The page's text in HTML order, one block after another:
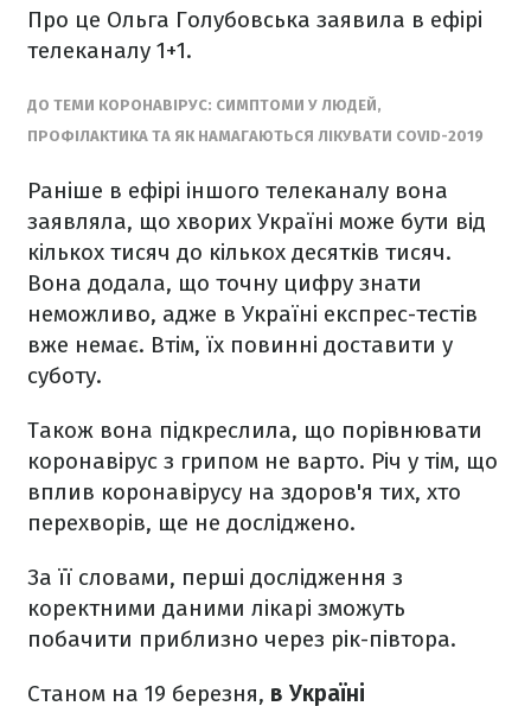
Про це Ольга Голубовська заявила в ефірі
телеканалу 1+1.
ДО ТЕМИ КОРОНАВІРУС: СИМПТОМИ У ЛЮДЕЙ,
ПРОФІЛАКТИКА ТА ЯК НАМАГАЮТЬСЯ ЛІКУВАТИ COVID-2019
Раніше в ефірі іншого телеканалу вона
заявляла, що хворих Україні може бути від
кількох тисяч до кількох десятків тисяч.
Вона додала, що точну цифру знати
неможливо, адже в Україні експрес-тестів
вже немає. Втім, їх повинні доставити у
суботу.
Також вона підкреслила, що порівнювати
коронавірус з грипом не варто. Річ у тім, що
вплив коронавірусу на здоров'я тих, хто
перехворів, ще не досліджено.
За її словами, перші дослідження з
коректними даними лікарі зможуть
побачити приблизно через рік-півтора.
Станом на 19 березня, в Україні